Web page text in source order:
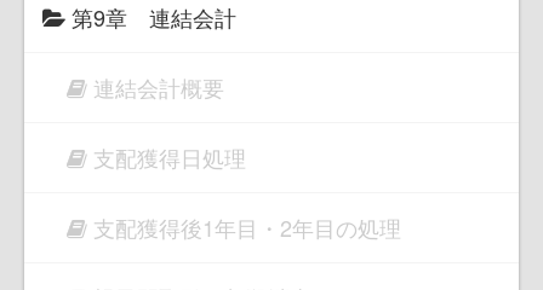
第9章 連結会計
連結会計概要
支配獲得日処理
支配獲得後1年目・2年目の処理